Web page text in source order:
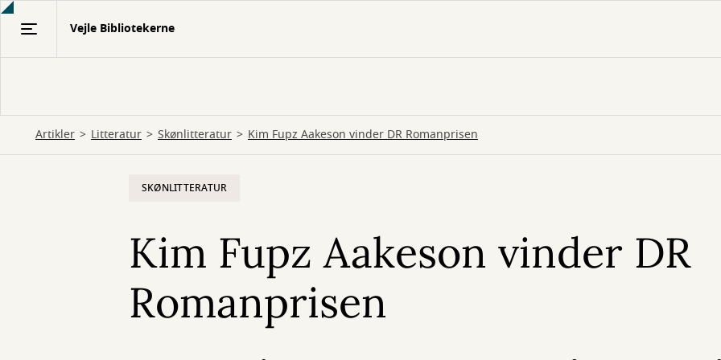
Gå
Vejle Bibliotekerne
Artikler Litteratur Skønlitteratur Kim Fupz Aakeson vinder DR Romanprisen
SKØNLITTERATUR
Kim Fupz Aakeson vinder DR
Romanprisen